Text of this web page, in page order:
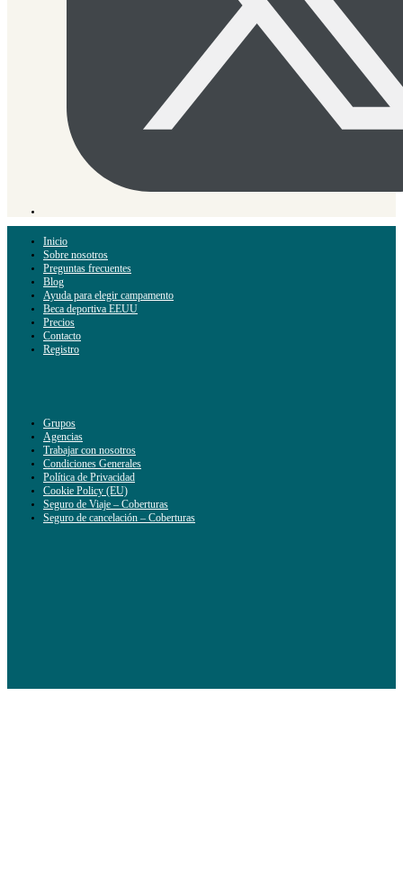
Inicio
Sobre nosotros
Preguntas frecuentes
Blog
Ayuda para elegir campamento
Beca deportiva EEUU
Precios
Contacto
Registro
Grupos
Agencias
Trabajar con nosotros
Condiciones Generales
Política de Privacidad
Cookie Policy (EU)
Seguro de Viaje – Coberturas
Seguro de cancelación – Coberturas